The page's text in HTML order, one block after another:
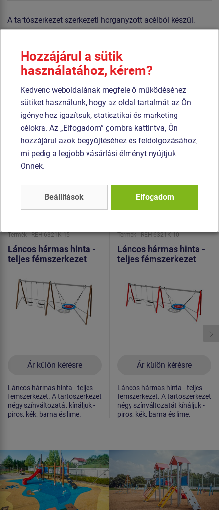
A tartószerkezet szerkezeti horganyzott acélból készül,
majd égetett festékbevonattal van ellátva. Az összes
amelyet szemcseszórással és többrétegű, égetett festéssel
kezelnek. A szerkezetek beton alapba kerülnek rögzítésre.
A hinta horganyzott láncok segítségével van felakasztva a
fém rúdra. A "Fészek" típusú ülőkét nagy szilárdságú
szálakból készült polipropilén kötélből gyártjuk. A
felfüggesztő kötelek HERKULES anyagból (16 mm-es
polipropilén kötél belső acélmaggal). A Normal hinta
ülőkéje acélból készül, puha és kényelmes gumival van
bevonva. Az összekötőelemek horganyzottak vagy
Hasonlótermék
Termék - REH-6321K-15
Láncos hármas hinta -
teljes fémszerkezet
Ár külön kérésre
Láncos hármas hinta - teljes
fémszerkezet. A tartószerkezet
négy színváltozatát kínáljuk -
piros, kék, barna és lime.
Termék - REH-6321K-10
Láncos hármas hinta -
teljes fémszerkezet
Ár külön kérésre
Láncos hármas hinta - teljes
fémszerkezet. A tartószerkezet
négy színváltozatát kínáljuk -
piros, kék, barna és lime.
Hozzájárul a sütik
használatához, kérem?
Kedvenc weboldalának megfelelő működéséhez
sütiket használunk, hogy az oldal tartalmát az Ön
igényeihez igazítsuk, statisztikai és marketing
célokra. Az „Elfogadom” gombra kattintva, Ön
hozzájárul azok begyűjtéséhez és feldolgozásához,
mi pedig a legjobb vásárlási élményt nyújtjuk
Önnek.
Beállítások Elfogadom